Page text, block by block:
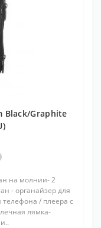
Black/Graphite
на молнии- 2
- органайзер для
телефона / плеера с
лямка-